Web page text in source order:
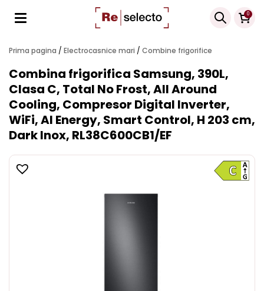
0
Products
search
Prima pagina / Electrocasnice mari / Combine frigorifice
Combina frigorifica Samsung, 390L,
Clasa C, Total No Frost, All Around
Cooling, Compresor Digital Inverter,
WiFi, AI Energy, Smart Control, H 203 cm,
Dark Inox, RL38C600CB1/EF